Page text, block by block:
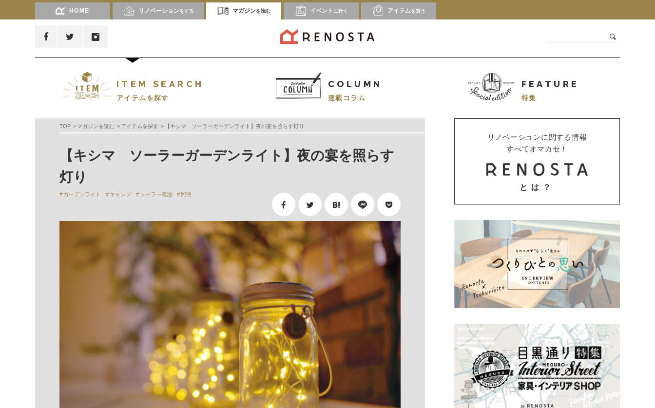
HOME リノベーションをする マガジンを読む イベント に行く アイテムを買う
ITEM SEARCH
アイテムを探す
COLUMN
連載コラム
FEATURE
特集
TOP マガジンを読む アイテムを探す 【キシマ ソーラーガーデンライト】夜の宴を照らす灯り
【キシマ ソーラーガーデンライト】夜の宴を照らす
灯り
ガーデンライト キャンプ ソーラー電池 照明
リノベーションに関する情報
すべてオマカセ！
とは？